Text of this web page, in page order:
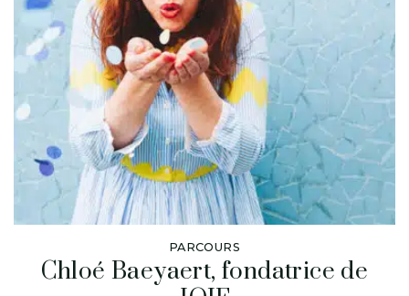
PARCOURS
Chloé Baeyaert, fondatrice de